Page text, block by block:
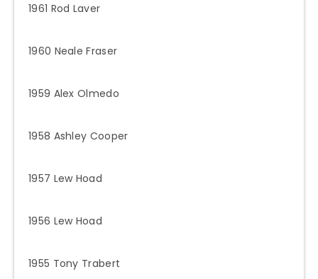
1961 Rod Laver
1960 Neale Fraser
1959 Alex Olmedo
1958 Ashley Cooper
1957 Lew Hoad
1956 Lew Hoad
1955 Tony Trabert